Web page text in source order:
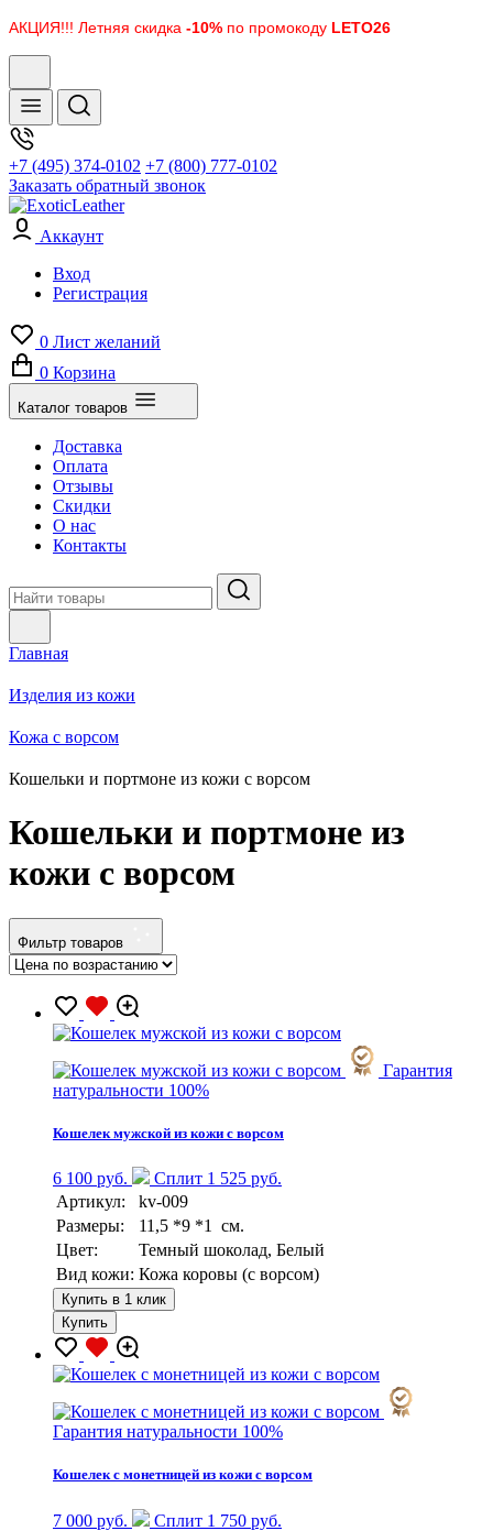
АКЦИЯ!!! Летняя скидка -10% по промокоду LETO26
+7 (495) 374-0102 +7 (800) 777-0102
Заказать обратный звонок
Аккаунт
Вход
Регистрация
0 Лист желаний
0 Корзина
Каталог товаров
Доставка
Оплата
Отзывы
Скидки
О нас
Контакты
Главная
Изделия из кожи
Кожа с ворсом
Кошельки и портмоне из кожи с ворсом
Кошельки и портмоне из
кожи с ворсом
Фильтр товаров
Гарантия
натуральности 100%
Кошелек мужской из кожи с ворсом
6 100 руб.
Сплит 1 525 руб.
Артикул:
kv-009
Размеры:
11,5 *9 *1 см.
Цвет:
Темный шоколад, Белый
Вид кожи: Кожа коровы (с ворсом)
Купить в 1 клик
Купить
Гарантия натуральности 100%
Кошелек с монетницей из кожи с ворсом
7 000 руб.
Сплит 1 750 руб.